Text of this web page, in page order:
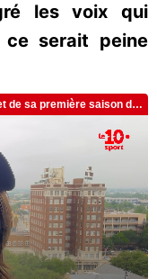
les voix qui
ce serait peine